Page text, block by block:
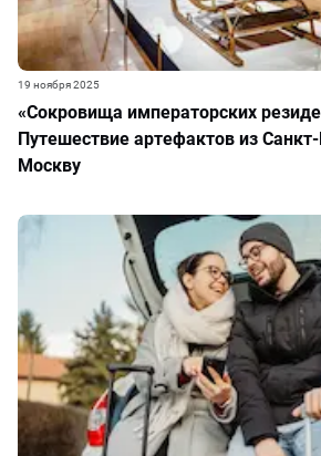
«Сокровища императорских
Путешествие артефактов из
Москву
19 ноября 2025